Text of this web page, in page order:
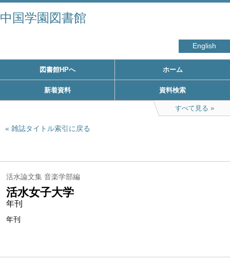
中国学園図書館
English
図書館HPへ ホーム
新着資料 資料検索
すべて見る
雑誌タイトル索引に戻る
活水論文集 音楽学部編
活水女子大学
年刊
年刊